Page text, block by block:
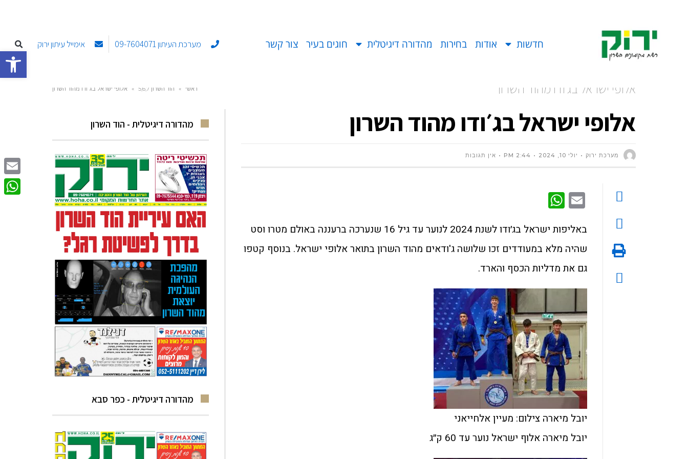
פתח חדשות אודות בחירות מהדורה דיגיטלית חוגים בעיר צור קשר מערכת העיתון 09-7604071 אימייל עיתון ירוק
אלופי ישראל בג׳ודו מהוד השרון ראשי » הוד השרון 5,6,7 » אלופי ישראל בג׳ודו מהוד השרון
אלופי ישראל בג׳ודו מהוד השרון
מערכת ירוק יולי 10, 2024 2:44 PM אין תגובות
Email
באליפות ישראל בג׳ודו לשנת 2024 לנוער עד גיל 16 שנערכה ברעננה באולם מטרו וסט
שהיה מלא במעודדים זכו שלושה ג'ודאים מהוד השרון בתואר אלופי ישראל. בנוסף קטפו
גם את מדליות הכסף והארד.
יובל מיארה צילום: מעיין אלחייאני
יובל מיארה אלוף ישראל נוער עד 60 ק״ג
מהדורה דיגיטלית - הוד השרון
מהדורה דיגיטלית - כפר סבא